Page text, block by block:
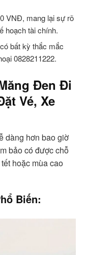
VNĐ, mang lại sự rõ
hoạch tài chính.
bất kỳ thắc mắc
0828211222.
Đen Đi
Vé, Xe
dàng hơn bao giờ
bảo có được chỗ
hoặc mùa cao
Biến: